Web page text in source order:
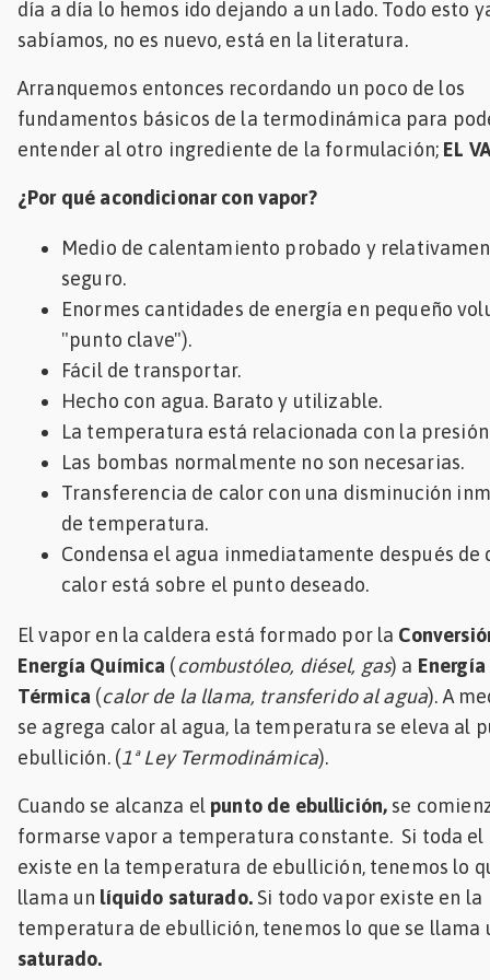
Mascotas
día a día lo hemos ido dejando a un lado. Todo esto
sabíamos, no es nuevo, está en la literatura.
Arranquemos entonces recordando un poco de los
fundamentos básicos de la termodinámica para
entender al otro ingrediente de la formulación; EL
¿Por qué acondicionar con vapor?
Medio de calentamiento probado y
seguro.
Enormes cantidades de energía en pequeño
"punto clave").
Fácil de transportar.
Hecho con agua. Barato y utilizable.
La temperatura está relacionada con la
Las bombas normalmente no son necesarias.
Transferencia de calor con una disminución
de temperatura.
Condensa el agua inmediatamente después de
calor está sobre el punto deseado.
El vapor en la caldera está formado por la
Energía Química (combustóleo, diésel, gas) a Energía
Térmica (calor de la llama, transferido al agua). A
se agrega calor al agua, la temperatura se eleva al
ebullición. (1ª Ley Termodinámica).
Cuando se alcanza el punto de ebullición, se
formarse vapor a temperatura constante. Si toda el
existe en la temperatura de ebullición, tenemos lo
llama un líquido saturado.Si todo vapor existe en la
temperatura de ebullición, tenemos lo que se llama
saturado.